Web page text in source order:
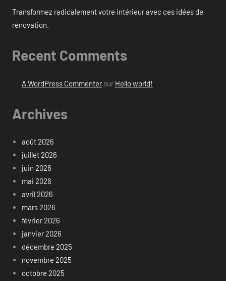
Transformez radicalement votre intérieur avec ces idées de
rénovation.
Recent Comments
A WordPress Commentersur Hello world!
Archives
août 2026
juillet 2026
juin 2026
mai 2026
avril 2026
mars 2026
février 2026
janvier 2026
décembre 2025
novembre 2025
octobre 2025